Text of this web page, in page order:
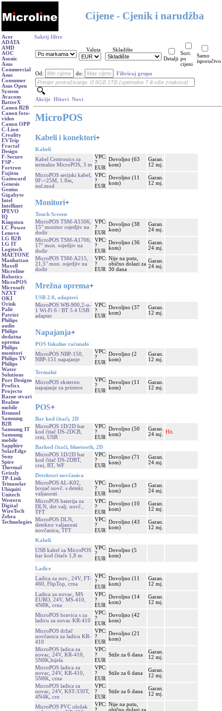
Cijene - Cjenik i narudžba
Acer
ADATA
AMD
AOC
Asonic
Asus
Commercial
Asus
Consumer
Asus Open
System
Avacom
BatterX
Canon B2B
Canon foto-
video
Canon OPP
C-Lion
Creality
EVTrip
Fractal
Design
F-Secure
FSP -
Fortron
Fujitsu
Gainward
Genesis
Genius
Gigabyte
Intel
Intellinet
IPEVO
IQ
Kingston
LC Power
Lenovo
LG B2B
LG IT
Logitech
MAETONE
Manhattan
Maxell
Microline
Robotics
MicroPOS
Microsoft
NZXT
OKI
Orink
Palit
Patriot
Philips
audio
Philips
dodatna
oprema
Philips
monitori
Philips TV
Philips
Water
Solutions
Port Designs
Profixx
Projecto
Razne stvari
Realme
mobile
Renusol
Samsung
B2B
Samsung IT
Samsung
mobile
Sapphire
SolarEdge
Sony
Spire
Thermal
Grizzly
TP-Link
Trinasolar
Ubiquiti
Unitech
Western
Digital
WireTech
Zebra
Technologies
Sakrij filtre
Valuta
Skladište
Detalji
Sort.
po
cijeni
Samo
isporučivo
Od: do: Filtriraj grupu
Akcije Hitovi Novi
MicroPOS
Kabeli i konektori+
Kabeli
Kabel Centronics za
termalne MicroPOS, 3 m
VPC:
?
EUR
Dovoljno (63
kom)
Garan.
12 mj.
MicroPOS serijski kabel,
9F->25M, 1.8m,
nul.mod
VPC:
?
EUR
Dovoljno (11
kom)
Garan.
12 mj.
Monitori+
Touch Screen
MicroPOS TSM-A1506,
15" monitor osjetljiv na
dodir
VPC:
?
EUR
Dovoljno (38
kom)
Garan.
24 mj.
MicroPOS TSM-A1706,
17" mon. osjetljiv na
dodir
VPC:
?
EUR
Dovoljno (36
kom)
Garan.
24 mj.
MicroPOS TSM-A215,
21,5" mon. osjetljiv na
dodir
VPC:
?
EUR
Nije na putu,
obično dolazi za
30 dana
Garan.
24 mj.
Mrežna oprema+
USB 2.0, adapteri
MicroPOS WB-900,2-u-
1 Wi-Fi 6 / BT 5.4 USB
adapter
VPC:
?
EUR
Dovoljno (37
kom)
Garan.
12 mj.
Napajanja+
POS fiskalno računalo
MicroPOS NBP-150,
NBP-151 napajanje
VPC:
?
EUR
Dovoljno (2
kom)
Garan.
12 mj.
Termalni
MicroPOS eksterno
napajanje za printere
VPC:
?
EUR
Dovoljno (11
kom)
Garan.
12 mj.
POS+
Bar kod čitači, 2D
MicroPOS 1D/2D bar
kod čitač DS-2DCB,
crni, USB
VPC:
?
EUR
Dovoljno (50
kom)
Garan.
24 mj.
Hit.
Barkod čitači, bluetooth, 2D
MicroPOS 1D/2D bar
kod čitač DS-2DBT,
crni, BT, WF
VPC:
?
EUR
Dovoljno (71
kom)
Garan.
24 mj.
Detektori novčanica
MicroPOS AL-K02,
brojač novč. s detekt.
valjanosti
VPC:
?
EUR
Dovoljno (3
kom)
Garan.
24 mj.
MicroPOS baterija za
DLN, det valj. novč.,
TFT
VPC:
?
EUR
Dovoljno (10
kom)
Garan.
12 mj.
MicroPOS DLN,
detektor valjanosti
novčanica, TFT
VPC:
?
EUR
Dovoljno (43
kom)
Garan.
12 mj.
Kabeli
USB kabel za MicroPOS
bar kod čitače 1,8 m
VPC:
?
EUR
Dovoljno (5
kom)
Ladice
Ladica za nov., 24V, FT-
460, FlipTop, crna
VPC:
?
EUR
Dovoljno (11
kom)
Garan.
12 mj.
Ladica za novac, MS
EURO, 24V, MS-410,
4N8K, crna
VPC:
?
EUR
Dovoljno (14
kom)
Garan.
12 mj.
MicroPOS bravica s za
ladicu za novac KR-410
VPC:
?
EUR
Dovoljno (42
kom)
MicroPOS držač
novčanica za ladicu KR-
410
VPC:
?
EUR
Dovoljno (21
kom)
MicroPOS ladica za
novac, 24V, KR-410,
5N8K,bijela
VPC:
?
EUR
Stiže za 6 dana
Garan.
12 mj.
MicroPOS ladica za
novac, 24V, KR-410,
5N8K, crna
VPC:
?
EUR
Stiže za 6 dana
Garan.
12 mj.
MicroPOS ladica za
novac, 24V, KST-330T,
4N4K, crn
VPC:
?
EUR
Stiže za 6 dana
Garan.
12 mj.
MicroPOS PVC uložak
VPC:
?
Nije na putu,
obično dolazi za